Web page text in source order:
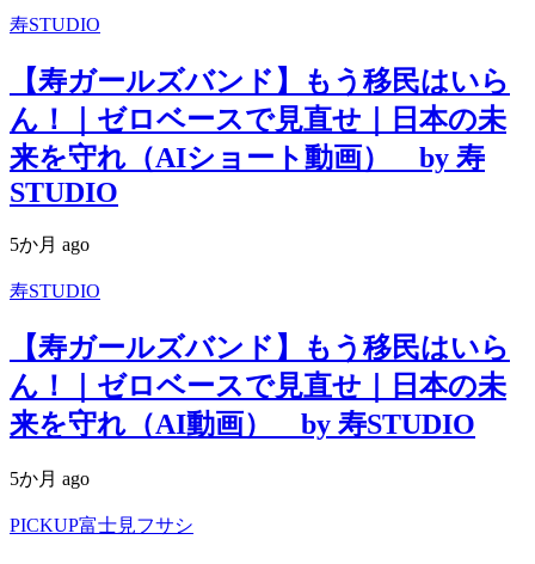
寿STUDIO
【寿ガールズバンド】もう移民はいら
ん！｜ゼロベースで見直せ｜日本の未
来を守れ（AIショート動画） by 寿
STUDIO
5か月 ago
寿STUDIO
【寿ガールズバンド】もう移民はいら
ん！｜ゼロベースで見直せ｜日本の未
来を守れ（AI動画） by 寿STUDIO
5か月 ago
PICKUP富士見フサシ